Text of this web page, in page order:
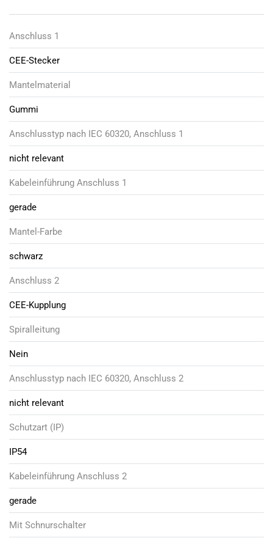
Anschluss 1
CEE-Stecker
Mantelmaterial
Gummi
Anschlusstyp nach IEC 60320, Anschluss 1
nicht relevant
Kabeleinführung Anschluss 1
gerade
Mantel-Farbe
schwarz
Anschluss 2
CEE-Kupplung
Spiralleitung
Nein
Anschlusstyp nach IEC 60320, Anschluss 2
nicht relevant
Schutzart (IP)
IP54
Kabeleinführung Anschluss 2
gerade
Mit Schnurschalter